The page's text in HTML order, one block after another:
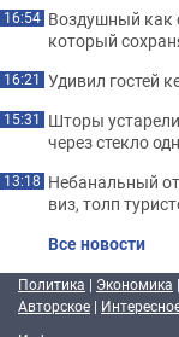
16:54 Воздушный как
который
16:21 Удивил гостей
15:31 Шторы
через стекло
13:18 Небанальный
виз, толп
Все новости
Политика | Экономика |
Авторское |